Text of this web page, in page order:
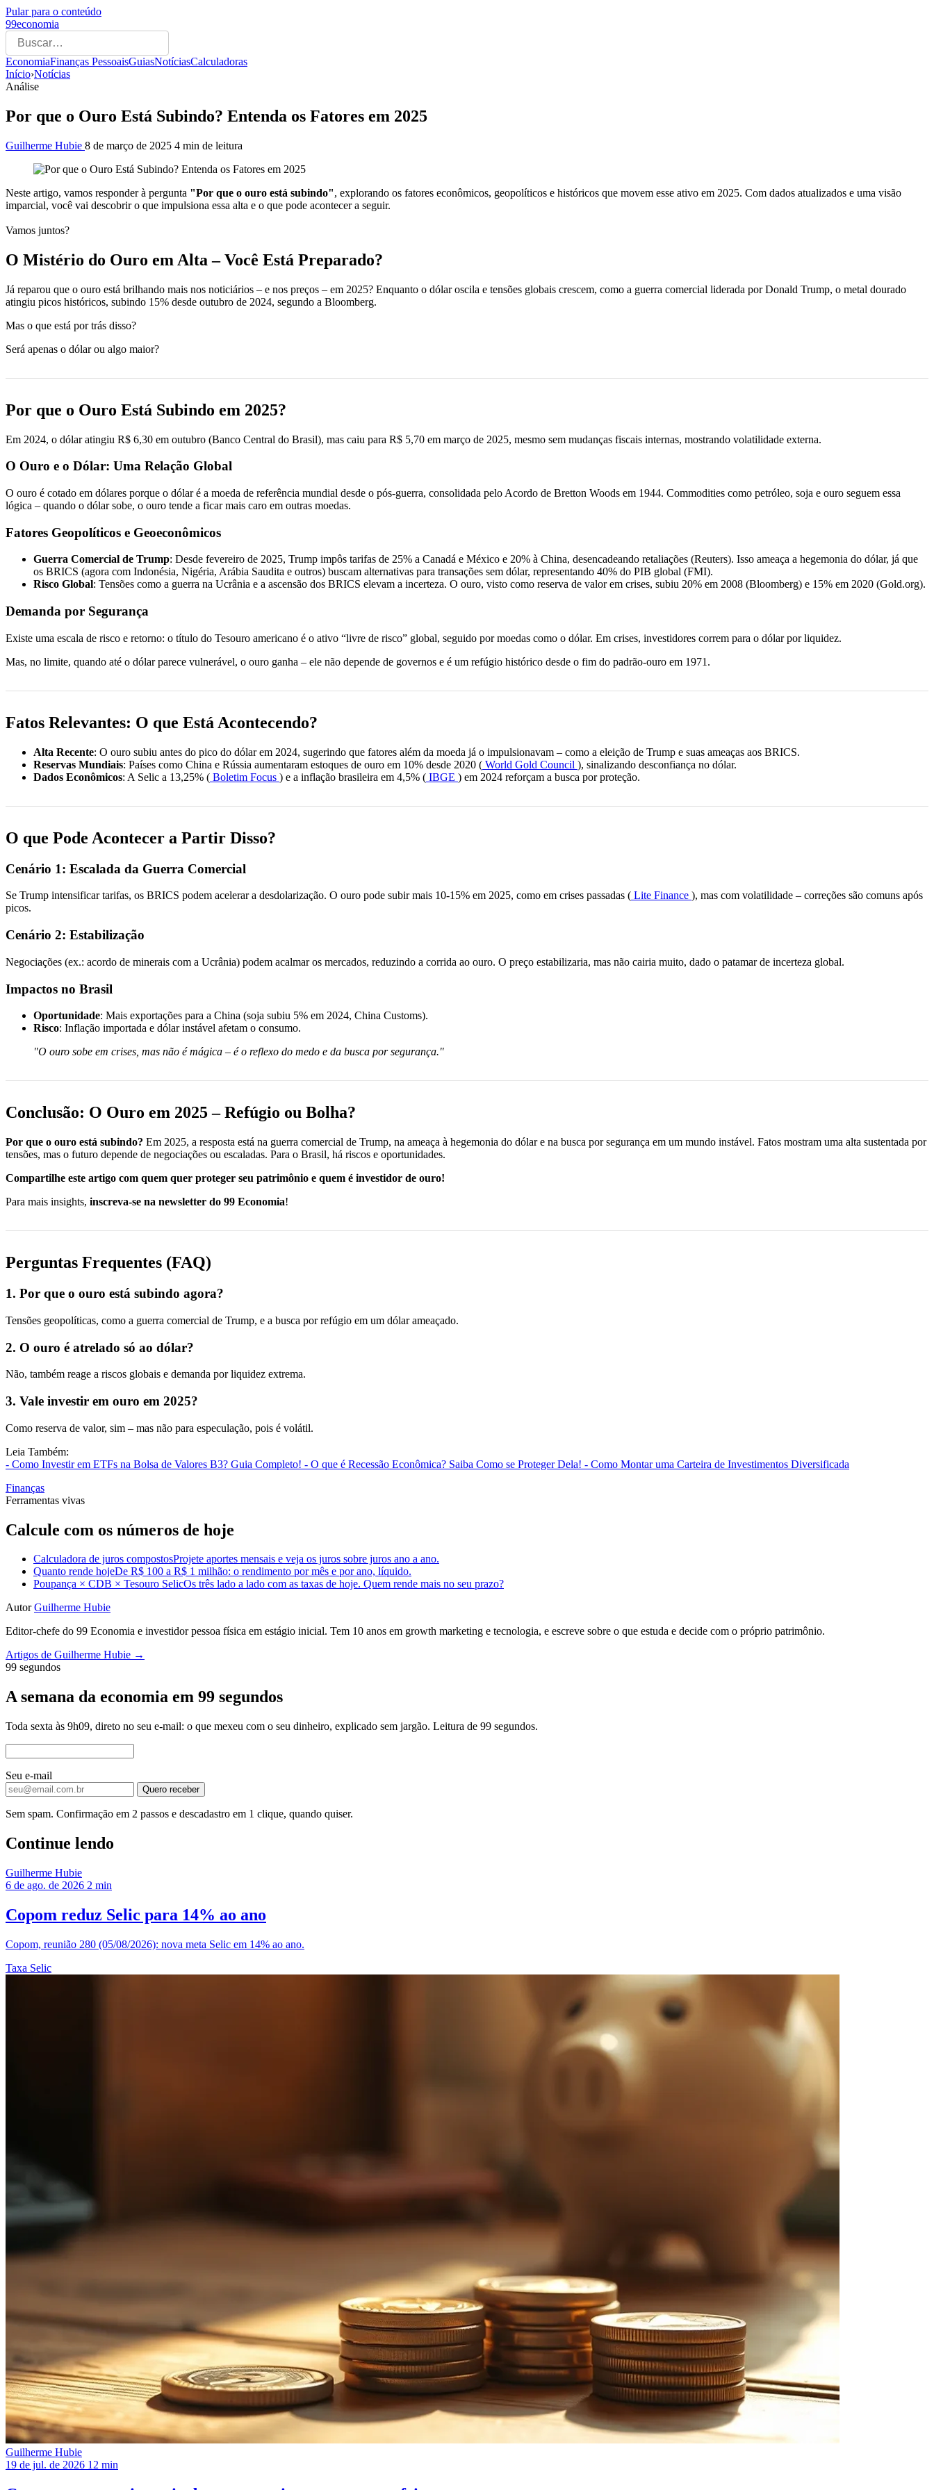
Pular para o conteúdo
99economia
EconomiaFinanças PessoaisGuiasNotíciasCalculadoras
Início›Notícias
Análise
Por que o Ouro Está Subindo? Entenda os Fatores em 2025
Guilherme Hubie 8 de março de 2025 4 min de leitura
Neste artigo, vamos responder à pergunta "Por que o ouro está subindo", explorando os fatores econômicos, geopolíticos e históricos que movem esse ativo em 2025. Com dados atualizados e uma visão
imparcial, você vai descobrir o que impulsiona essa alta e o que pode acontecer a seguir.
Vamos juntos?
O Mistério do Ouro em Alta – Você Está Preparado?
Já reparou que o ouro está brilhando mais nos noticiários – e nos preços – em 2025? Enquanto o dólar oscila e tensões globais crescem, como a guerra comercial liderada por Donald Trump, o metal dourado
atingiu picos históricos, subindo 15% desde outubro de 2024, segundo a Bloomberg.
Mas o que está por trás disso?
Será apenas o dólar ou algo maior?
Por que o Ouro Está Subindo em 2025?
Em 2024, o dólar atingiu R$ 6,30 em outubro (Banco Central do Brasil), mas caiu para R$ 5,70 em março de 2025, mesmo sem mudanças fiscais internas, mostrando volatilidade externa.
O Ouro e o Dólar: Uma Relação Global
O ouro é cotado em dólares porque o dólar é a moeda de referência mundial desde o pós-guerra, consolidada pelo Acordo de Bretton Woods em 1944. Commodities como petróleo, soja e ouro seguem essa
lógica – quando o dólar sobe, o ouro tende a ficar mais caro em outras moedas.
Fatores Geopolíticos e Geoeconômicos
Guerra Comercial de Trump: Desde fevereiro de 2025, Trump impôs tarifas de 25% a Canadá e México e 20% à China, desencadeando retaliações (Reuters). Isso ameaça a hegemonia do dólar, já que
os BRICS (agora com Indonésia, Nigéria, Arábia Saudita e outros) buscam alternativas para transações sem dólar, representando 40% do PIB global (FMI).
Risco Global: Tensões como a guerra na Ucrânia e a ascensão dos BRICS elevam a incerteza. O ouro, visto como reserva de valor em crises, subiu 20% em 2008 (Bloomberg) e 15% em 2020 (Gold.org).
Demanda por Segurança
Existe uma escala de risco e retorno: o título do Tesouro americano é o ativo “livre de risco” global, seguido por moedas como o dólar. Em crises, investidores correm para o dólar por liquidez.
Mas, no limite, quando até o dólar parece vulnerável, o ouro ganha – ele não depende de governos e é um refúgio histórico desde o fim do padrão-ouro em 1971.
Fatos Relevantes: O que Está Acontecendo?
Alta Recente: O ouro subiu antes do pico do dólar em 2024, sugerindo que fatores além da moeda já o impulsionavam – como a eleição de Trump e suas ameaças aos BRICS.
Reservas Mundiais: Países como China e Rússia aumentaram estoques de ouro em 10% desde 2020 ( World Gold Council ), sinalizando desconfiança no dólar.
Dados Econômicos: A Selic a 13,25% ( Boletim Focus ) e a inflação brasileira em 4,5% ( IBGE ) em 2024 reforçam a busca por proteção.
O que Pode Acontecer a Partir Disso?
Cenário 1: Escalada da Guerra Comercial
Se Trump intensificar tarifas, os BRICS podem acelerar a desdolarização. O ouro pode subir mais 10-15% em 2025, como em crises passadas ( Lite Finance ), mas com volatilidade – correções são comuns após
picos.
Cenário 2: Estabilização
Negociações (ex.: acordo de minerais com a Ucrânia) podem acalmar os mercados, reduzindo a corrida ao ouro. O preço estabilizaria, mas não cairia muito, dado o patamar de incerteza global.
Impactos no Brasil
Oportunidade: Mais exportações para a China (soja subiu 5% em 2024, China Customs).
Risco: Inflação importada e dólar instável afetam o consumo.
"O ouro sobe em crises, mas não é mágica – é o reflexo do medo e da busca por segurança."
Conclusão: O Ouro em 2025 – Refúgio ou Bolha?
Por que o ouro está subindo? Em 2025, a resposta está na guerra comercial de Trump, na ameaça à hegemonia do dólar e na busca por segurança em um mundo instável. Fatos mostram uma alta sustentada por
tensões, mas o futuro depende de negociações ou escaladas. Para o Brasil, há riscos e oportunidades.
Compartilhe este artigo com quem quer proteger seu patrimônio e quem é investidor de ouro!
Para mais insights, inscreva-se na newsletter do 99 Economia!
Perguntas Frequentes (FAQ)
1. Por que o ouro está subindo agora?
Tensões geopolíticas, como a guerra comercial de Trump, e a busca por refúgio em um dólar ameaçado.
2. O ouro é atrelado só ao dólar?
Não, também reage a riscos globais e demanda por liquidez extrema.
3. Vale investir em ouro em 2025?
Como reserva de valor, sim – mas não para especulação, pois é volátil.
Leia Também:
- Como Investir em ETFs na Bolsa de Valores B3? Guia Completo! - O que é Recessão Econômica? Saiba Como se Proteger Dela! - Como Montar uma Carteira de Investimentos Diversificada
Finanças
Ferramentas vivas
Calcule com os números de hoje
Calculadora de juros compostosProjete aportes mensais e veja os juros sobre juros ano a ano.
Quanto rende hojeDe R$ 100 a R$ 1 milhão: o rendimento por mês e por ano, líquido.
Poupança × CDB × Tesouro SelicOs três lado a lado com as taxas de hoje. Quem rende mais no seu prazo?
Autor Guilherme Hubie
Editor-chefe do 99 Economia e investidor pessoa física em estágio inicial. Tem 10 anos em growth marketing e tecnologia, e escreve sobre o que estuda e decide com o próprio patrimônio.
Artigos de Guilherme Hubie →
99 segundos
A semana da economia em 99 segundos
Toda sexta às 9h09, direto no seu e-mail: o que mexeu com o seu dinheiro, explicado sem jargão. Leitura de 99 segundos.
Seu e-mail
Quero receber
Sem spam. Confirmação em 2 passos e descadastro em 1 clique, quando quiser.
Continue lendo
Guilherme Hubie
6 de ago. de 2026 2 min
Copom reduz Selic para 14% ao ano
Copom, reunião 280 (05/08/2026): nova meta Selic em 14% ao ano.
Taxa Selic
Guilherme Hubie
19 de jul. de 2026 12 min